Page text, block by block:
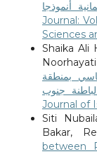
Journal:
Sciences
Shaika Ali
بمنطقة
Journal of
Siti
Bakar,
between